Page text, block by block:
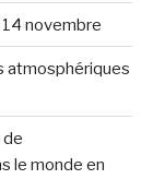
novembre
atmosphériques
le monde en